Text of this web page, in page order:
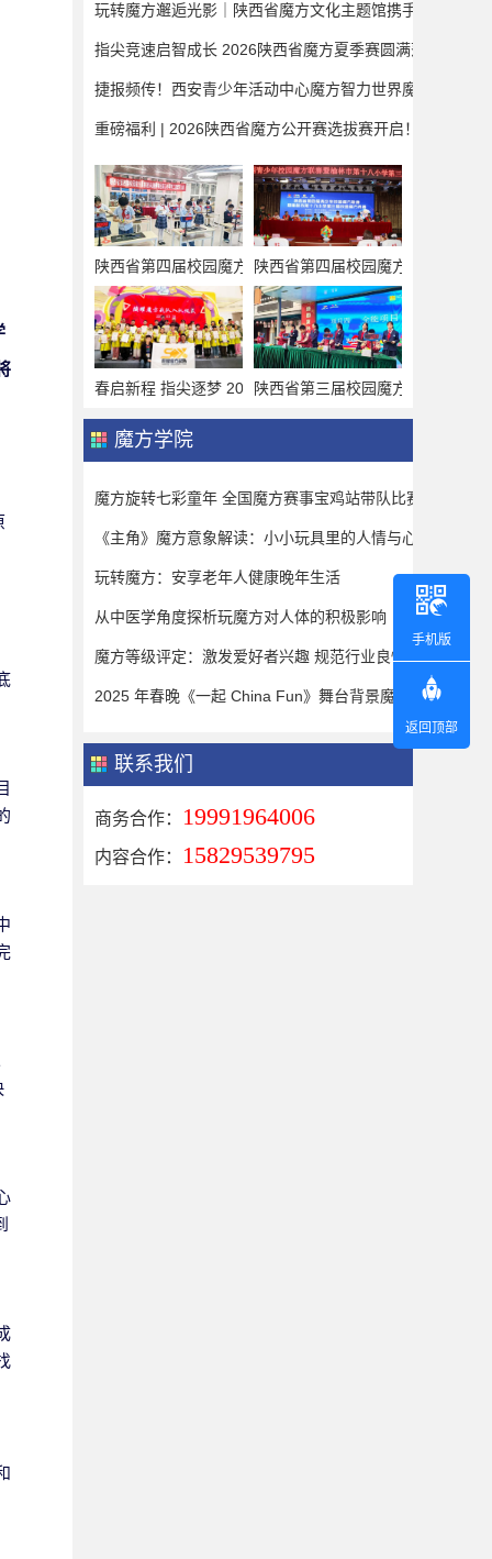
玩转魔方邂逅光影｜陕西省魔方文化主题馆携手奥斯卡影
指尖竞速启智成长 2026陕西省魔方夏季赛圆满落幕
捷报频传！西安青少年活动中心魔方智力世界魔方少年征
重磅福利 | 2026陕西省魔方公开赛选拔赛开启！前三免公
陕西省第四届校园魔方联赛第5站暨南门小学第二届魔方
陕西省第四届校园魔方联赛第1站
春启新程 指尖逐梦 2026年陕西省魔方春季赛圆满落幕 陕
陕西省第三届校园魔方联赛11站
魔方学院
魔方旋转七彩童年 全国魔方赛事宝鸡站带队比赛心得体会
《主角》魔方意象解读：小小玩具里的人情与心事
玩转魔方：安享老年人健康晚年生活
从中医学角度探析玩魔方对人体的积极影响
魔方等级评定：激发爱好者兴趣 规范行业良性发展
2025 年春晚《一起 China Fun》舞台背景魔方元素...
联系我们
商务合作： 19991964006
内容合作： 15829539795
手机版
返回顶部